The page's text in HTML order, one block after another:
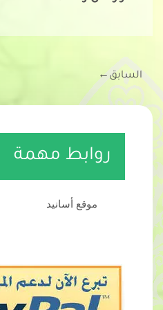
السابق←
روابط مهمة
موقع أسانيد